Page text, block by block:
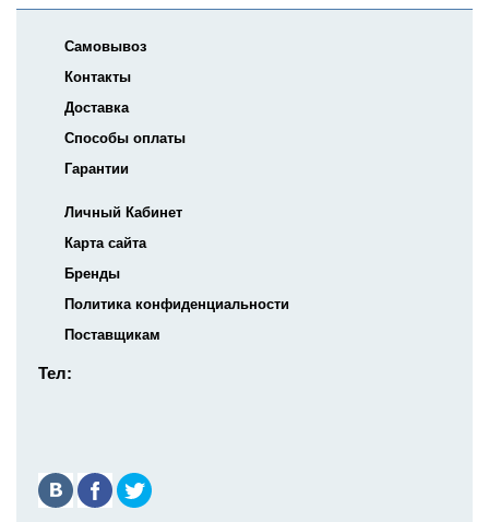
Самовывоз
Контакты
Доставка
Способы оплаты
Гарантии
Личный Кабинет
Карта сайта
Бренды
Политика конфиденциальности
Поставщикам
Тел: